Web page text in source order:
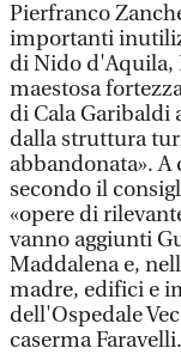
Pierfranco
importanti
di Nido d'Aquila,
maestosa
di Cala Garibaldi
dalla struttura
abbandonata».
secondo il
«opere di
vanno aggiunti
Maddalena e,
madre, edifici e
dell'Ospedale
caserma Faravelli.